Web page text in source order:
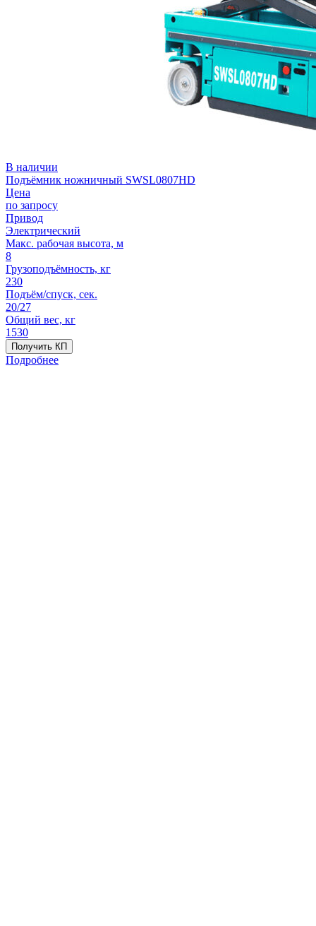
В наличии
Подъёмник ножничный SWSL0807HD
Цена
по запросу
Привод
Электрический
Макс. рабочая высота, м
8
Грузоподъёмность, кг
230
Подъём/спуск, сек.
20/27
Общий вес, кг
1530
Получить КП
Подробнее